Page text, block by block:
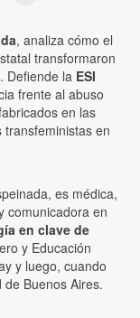
, analiza cómo el
transformaron
Defiende la ESI
frente al abuso
en las
en
es médica,
comunicadora en
en clave de
y Educación
y luego, cuando
Buenos Aires.